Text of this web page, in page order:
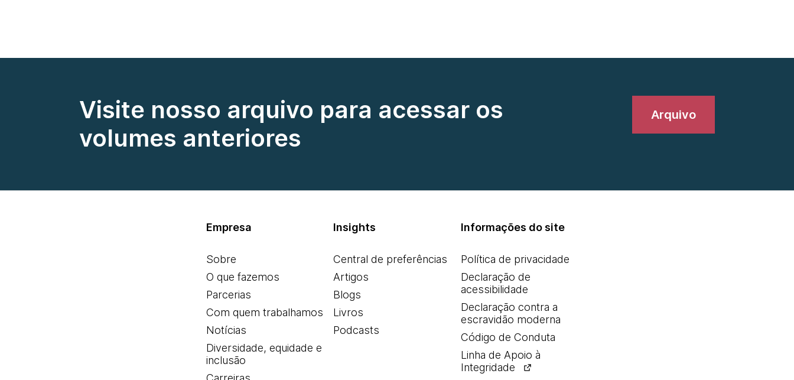
Visite nosso arquivo para acessar os
volumes anteriores
Arquivo
Empresa
Sobre
O que fazemos
Parcerias
Com quem trabalhamos
Notícias
Diversidade, equidade e
inclusão
Insights
Central de preferências
Artigos
Blogs
Livros
Podcasts
Informações do site
Política de privacidade
Declaração de
acessibilidade
Declaração contra a
escravidão moderna
Código de Conduta
Linha de Apoio à
Integridade